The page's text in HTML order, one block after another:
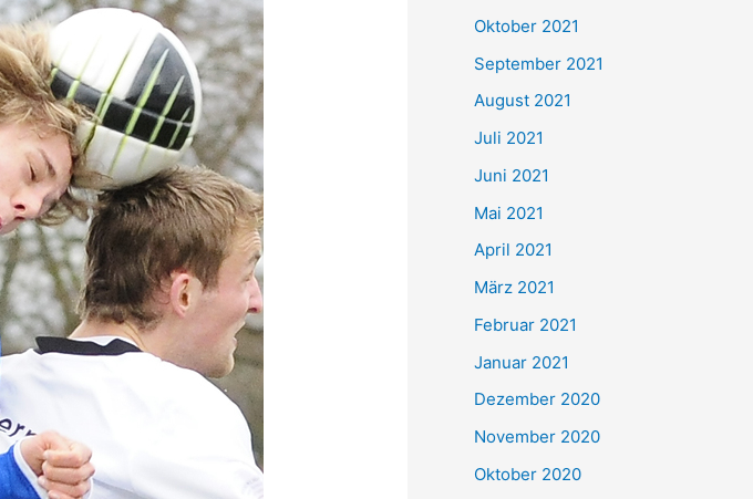
e
n
h
:
Oktober 2021
September 2021
August 2021
Juli 2021
Juni 2021
Mai 2021
April 2021
März 2021
Februar 2021
Januar 2021
Dezember 2020
November 2020
Oktober 2020